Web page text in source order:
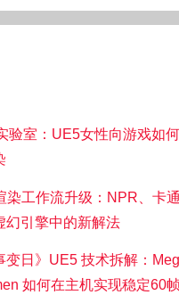
验室：UE5女性向游戏如
染工作流升级：NPR、卡
幻引擎中的新解法
变日》UE5 技术拆解：
如何在主机实现稳定60